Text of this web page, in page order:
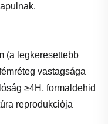
(a legkeresettebb
vastagsága
≥4H, formaldehid
reprodukciója